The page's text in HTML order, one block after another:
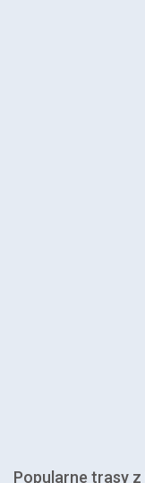
Popularne trasy z